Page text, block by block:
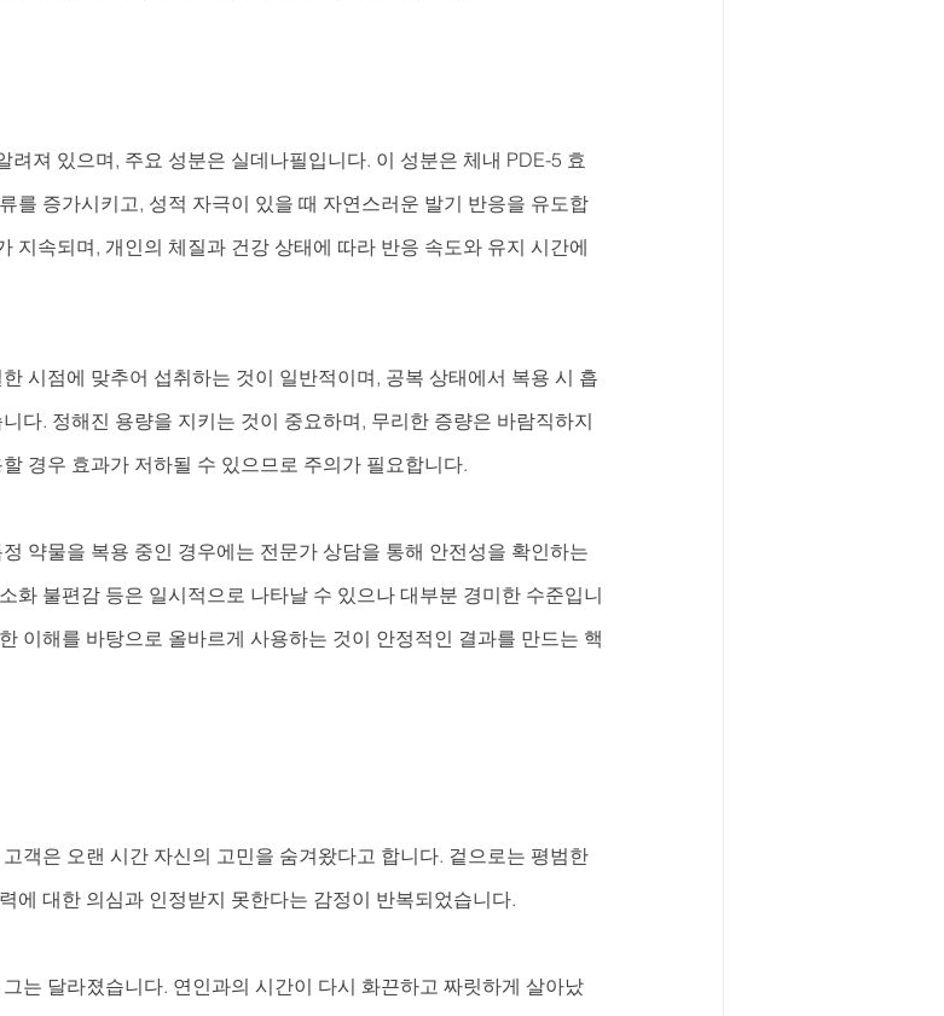
려져 있으며, 주요 성분은 실데나필입니다. 이 성분은 체내 PDE-5 효
를 증가시키고, 성적 자극이 있을 때 자연스러운 발기 반응을 유도합
지속되며, 개인의 체질과 건강 상태에 따라 반응 속도와 유지 시간에
시점에 맞추어 섭취하는 것이 일반적이며, 공복 상태에서 복용 시 흡
다. 정해진 용량을 지키는 것이 중요하며, 무리한 증량은 바람직하지
경우 효과가 저하될 수 있으므로 주의가 필요합니다.
약물을 복용 중인 경우에는 전문가 상담을 통해 안전성을 확인하는
화 불편감 등은 일시적으로 나타날 수 있으나 대부분 경미한 수준입니
이해를 바탕으로 올바르게 사용하는 것이 안정적인 결과를 만드는 핵
객은 오랜 시간 자신의 고민을 숨겨왔다고 합니다. 겉으로는 평범한
에 대한 의심과 인정받지 못한다는 감정이 반복되었습니다.
는 달라졌습니다. 연인과의 시간이 다시 화끈하고 짜릿하게 살아났